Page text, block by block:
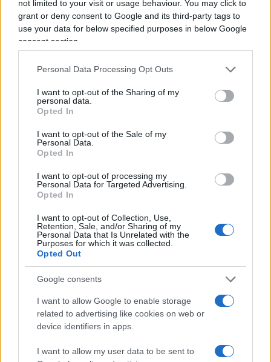
not limited to your visit or usage behaviour. You may click to
grant or deny consent to Google and its third-party tags to
use your data for below specified purposes in below Google
consent section.
Personal Data Processing Opt Outs
I want to opt-out of the Sharing of my
personal data.
Opted In
I want to opt-out of the Sale of my
Personal Data.
Opted In
I want to opt-out of processing my
Personal Data for Targeted Advertising.
Opted In
I want to opt-out of Collection, Use,
Retention, Sale, and/or Sharing of my
Personal Data that Is Unrelated with the
Purposes for which it was collected.
Opted Out
Google consents
I want to allow Google to enable storage
related to advertising like cookies on web or
device identifiers in apps.
I want to allow my user data to be sent to
a proposito di Disney, Emis ironizza
: “Mi
guardo Frozen con mia figlia, speriamo nessuno
s’incazzi perché il pupazzo di neve l’han fatto
bianco”. Insomma, finalmente un artista ha il
coraggio di andare controcorrente, di non
accodarsi al mainstream. Che quella sarebbe la
strada più comoda, lo dimostrano le tante critiche
ricevute da Giambelli su Twitter. Evidentemente, il
pubblico di questa musica, apparentemente così
irriverente, è più appiattito sul politicamente
corretto dei propri idoli. Sarà per questo che
qualcun altro, magari per il bene della saccoccia,